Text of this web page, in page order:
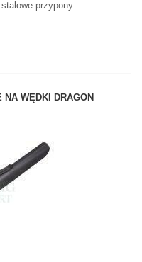
przypony
NA WĘDKI DRAGON